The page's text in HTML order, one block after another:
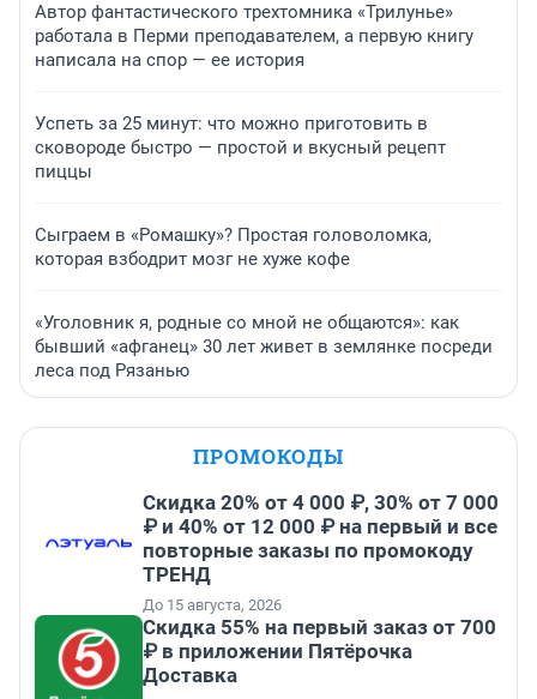
Автор фантастического трехтомника «Трилунье»
работала в Перми преподавателем, а первую книгу
написала на спор — ее история
Успеть за 25 минут: что можно приготовить в
сковороде быстро — простой и вкусный рецепт
пиццы
Сыграем в «Ромашку»? Простая головоломка,
которая взбодрит мозг не хуже кофе
«Уголовник я, родные со мной не общаются»: как
бывший «афганец» 30 лет живет в землянке посреди
леса под Рязанью
ПРОМОКОДЫ
Скидка 20% от 4 000 ₽, 30% от 7 000
₽ и 40% от 12 000 ₽ на первый и все
повторные заказы по промокоду
ТРЕНД
До 15 августа, 2026
Скидка 55% на первый заказ от 700
₽ в приложении Пятёрочка
Доставка